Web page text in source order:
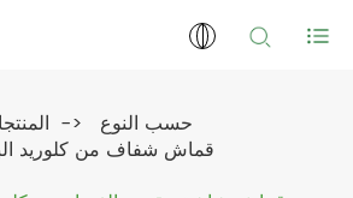
حسب النوع
قماش شفاف من كلوريد